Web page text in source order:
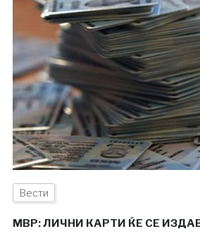
Вести
МВР: ЛИЧНИ КАРТИ ЌЕ СЕ